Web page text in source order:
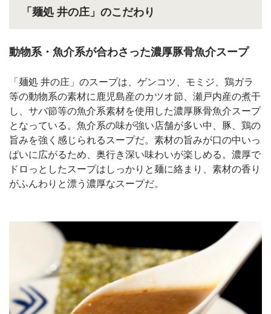
「麺処 井の庄」のこだわり
動物系・魚介系が合わさった濃厚豚骨魚介スープ
「麺処 井の庄」のスープは、ゲンコツ、モミジ、鶏ガラ
等の動物系の素材に鹿児島産のカツオ節、瀬戸内産の煮干
し、サバ節等の魚介系素材を使用した濃厚豚骨魚介スープ
となっている。魚介系の味が強い店舗が多い中、豚、鶏の
旨みを強く感じられるスープだ。素材の旨みが口の中いっ
ぱいに広がるため、奥行き深い味わいが楽しめる。濃厚で
ドロっとしたスープはしっかりと麺に絡まり、素材の香り
がふんわりと漂う濃厚なスープだ。